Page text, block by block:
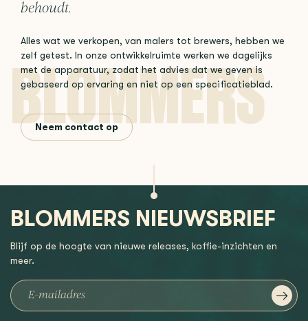
behoudt.
Alles wat we verkopen, van malers tot brewers, hebben we
zelf getest. In onze ontwikkelruimte werken we dagelijks
met de apparatuur, zodat het advies dat we geven is
gebaseerd op ervaring en niet op een specificatieblad.
Neem contact op
BLOMMERS NIEUWSBRIEF
Blijf op de hoogte van nieuwe releases, koffie-inzichten en
meer.